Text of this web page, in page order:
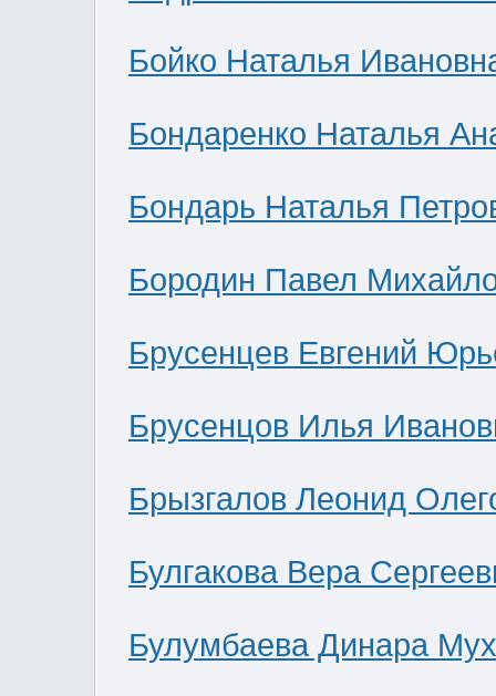
Бойко Наталья
Бондаренко Наталья
Бондарь Наталья
Бородин Павел
Брусенцев Евгений
Брусенцов Илья
Брызгалов Леонид
Булгакова Вера
Булумбаева Динара